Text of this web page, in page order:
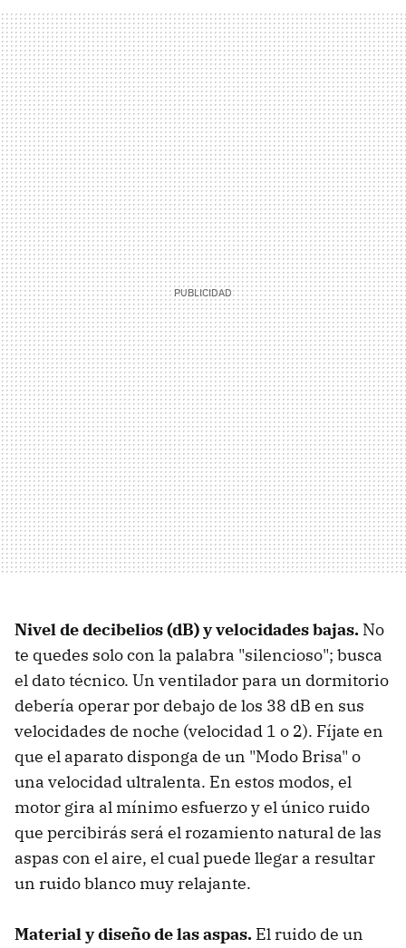
Nivel de decibelios (dB) y velocidades bajas. No
te quedes solo con la palabra "silencioso"; busca
el dato técnico. Un ventilador para un dormitorio
debería operar por debajo de los 38 dB en sus
velocidades de noche (velocidad 1 o 2). Fíjate en
que el aparato disponga de un "Modo Brisa" o
una velocidad ultralenta. En estos modos, el
motor gira al mínimo esfuerzo y el único ruido
que percibirás será el rozamiento natural de las
aspas con el aire, el cual puede llegar a resultar
un ruido blanco muy relajante.
Material y diseño de las aspas. El ruido de un